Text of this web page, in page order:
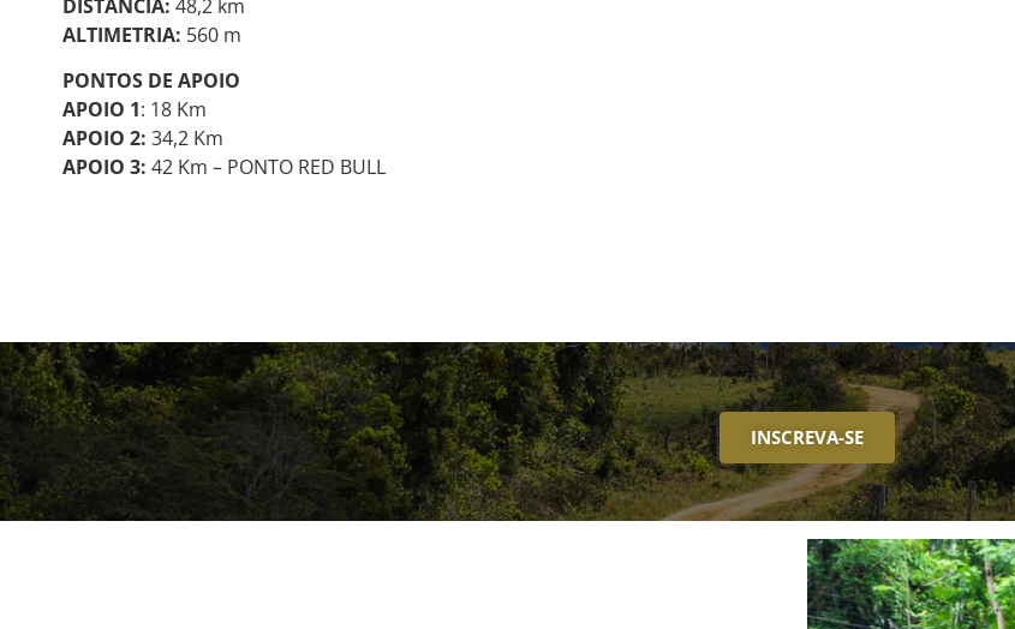
DISTÂNCIA: 48,2 km
ALTIMETRIA: 560 m
PONTOS DE APOIO
APOIO 1: 18 Km
APOIO 2: 34,2 Km
APOIO 3: 42 Km – PONTO RED BULL
INSCREVA-SE